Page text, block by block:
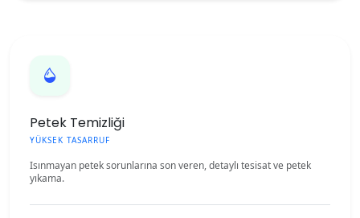
Petek Temizliği
YÜKSEK TASARRUF
Isınmayan petek sorunlarına son veren, detaylı tesisat ve petek
yıkama.